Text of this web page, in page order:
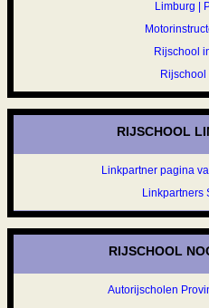
Limburg |
Rijschool
Rijschool
RIJSCHOOL
Linkpartner pagina
Linkpartners
RIJSCHOOL
Autorijscholen